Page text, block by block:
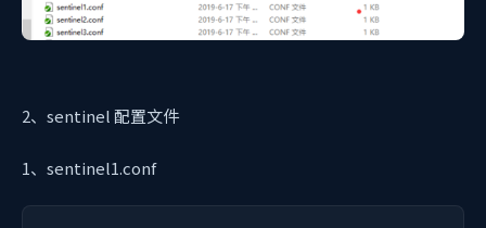
2、sentinel 配置文件
1、sentinel1.conf